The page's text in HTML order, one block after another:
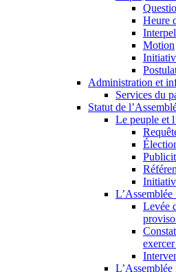
Heure
Motion
Administration et
Services du
Statut de
Le peuple et
Levée